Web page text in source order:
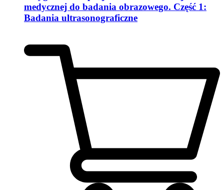
medycznej do badania obrazowego. Część 1:
Badania ultrasonograficzne